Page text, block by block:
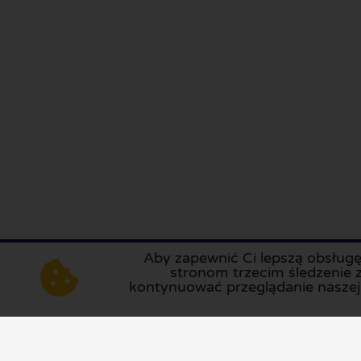
Sitechecker
Aby zapewnić Ci lepszą
stronom trzecim śledzenie
kontynuować przeglądanie